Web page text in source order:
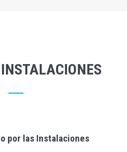
por las Instalaciones